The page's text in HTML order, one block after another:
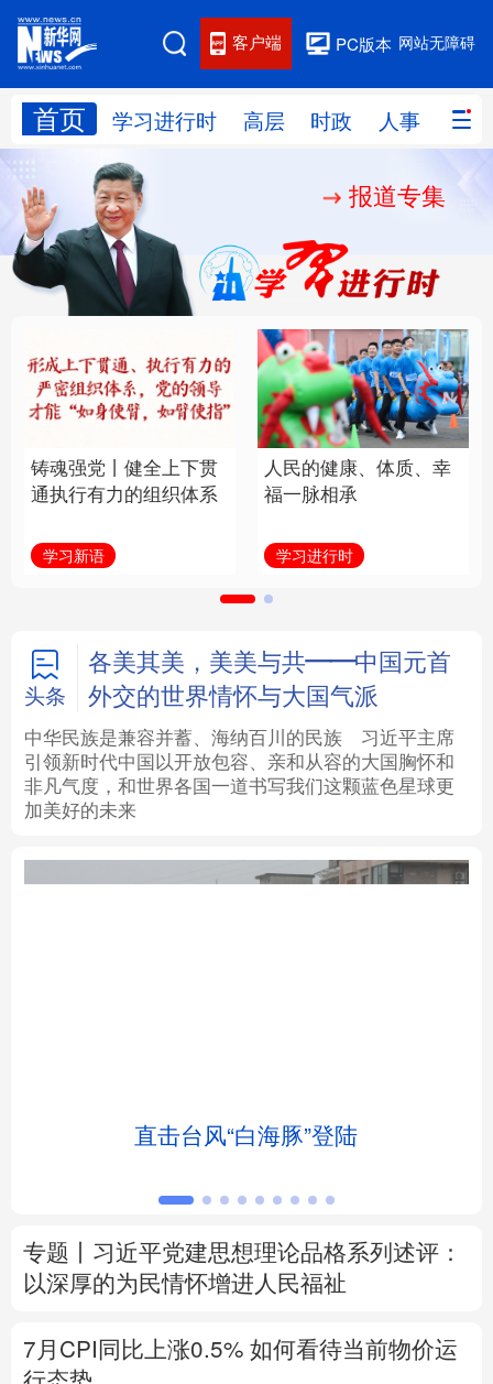
网站无障碍
PC版本
客户端
首页 学习进行时 高层 时政 人事 国际
网站地图
学习进行时 人事
国际 财经 网评
思客智库
科技 科创 量子 体育
文化 书画 健康 军事
访谈 视频 图片 政务
学术中国 乡村振兴 银龄 溯源中国
城市 旅游 能源
彩票 娱乐 时尚 悦读
公益
文化产业
安徽 福建
河南 湖北
广东 广西 海南 重庆
陕西
报道专集
铸魂强党丨健全上下贯
通执行有力的组织体系
学习新语
人民的健康、体质、幸
福一脉相承
学习进行时
头条
各美其美，美美与共——中国元首
外交的世界情怀与大国气派
中华民族是兼容并蓄、海纳百川的民族
习近平主席
引领新时代中国以开放包容、亲和从容的大国胸怀和
非凡气度，和世界各国一道书写我们这颗蓝色星球更
加美好的未来
直击台风“白海豚”登陆
专题丨 习近平党建思想理论品格系列述评：
以深厚的为民情怀增进人民福祉
7月CPI同比上涨0.5% 如何看待当前物价运